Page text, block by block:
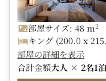
■ご注意事項■
※添い寝のお子様の
※レストランをご利
ュアルにてお願いい
ル、男性の袖無しの
部屋サイズ: 48 m2
キング (200.0 x
部屋の詳細を表示
合計金額大人 × 2名1